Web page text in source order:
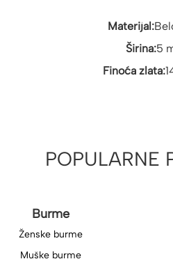
Materijal:
Širina:5
Finoća zlata:
POPULARNE
Burme
Ženske burme
Muške burme